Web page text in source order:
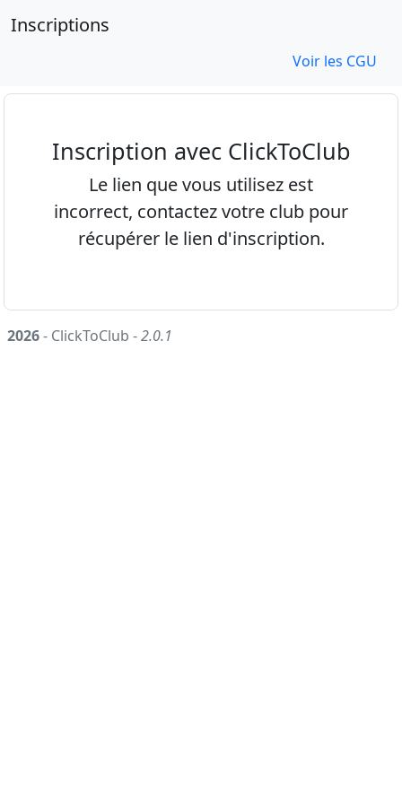
Inscriptions
Voir les CGU
Inscription avec ClickToClub
Le lien que vous utilisez est
incorrect, contactez votre club pour
récupérer le lien d'inscription.
2026- ClickToClub -2.0.1